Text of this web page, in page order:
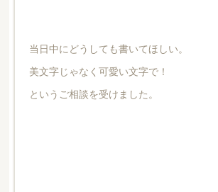
当日中にどうしても書いてほしい。
美文字じゃなく可愛い文字で！
というご相談を受けました。